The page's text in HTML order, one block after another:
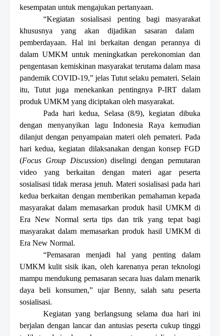
kesempatan untuk mengajukan pertanyaan.
“Kegiatansosialisasi penting bagi masyarakat
khususnya yang akan dijadikan sasaran dalam
pemberdayaan. Hal ini berkaitan dengan perannya di
dalam UMKM untuk meningkatkan perekonomian dan
pengentasan kemiskinan masyarakat terutama dalam masa
pandemik COVID-19,” jelas Tutut selaku pemateri. Selain
itu, Tutut juga menekankan pentingnya P-IRT dalam
produk UMKM yang diciptakan oleh masyarakat.
Pada hari kedua, Selasa (8/9),kegiatan dibuka
dengan menyanyikan lagu Indonesia Raya kemudian
dilanjut dengan penyampaian materi oleh pemateri. Pada
hari kedua, kegiatan dilaksanakan dengan konsep FGD
(Focus Group Discussion) diselingi dengan pemutaran
video yang berkaitan dengan materi agar peserta
sosialisasi tidak merasa jenuh. Materi sosialisasi pada hari
kedua berkaitan dengan memberikan pemahaman kepada
masyarakat dalam memasarkan produk hasil UMKM di
EraNew Normal serta tips dan trik yang tepat bagi
masyarakat dalam memasarkan produk hasil UMKM di
Era New Normal.
“Pemasaran menjadi hal yang penting dalam
UMKM kulit sisik ikan, oleh karenanya peran teknologi
mampu mendukung pemasaran secara luas dalam menarik
daya beli konsumen,” ujar Benny, salah satu peserta
sosialisasi.
Kegiatan yang berlangsung selama dua hari ini
berjalan dengan lancar dan antusias peserta cukup tinggi